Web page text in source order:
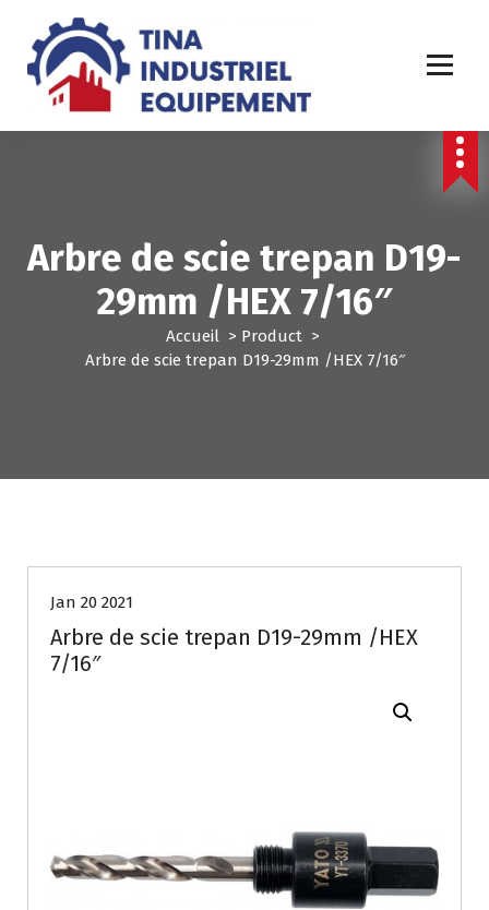
a
Arbre de scie trepan D19-
29mm /HEX 7/16″
Accueil> Product>
Arbre de scie trepan D19-29mm /HEX 7/16″
Jan 20 2021
Arbre de scie trepan D19-29mm /HEX
7/16″